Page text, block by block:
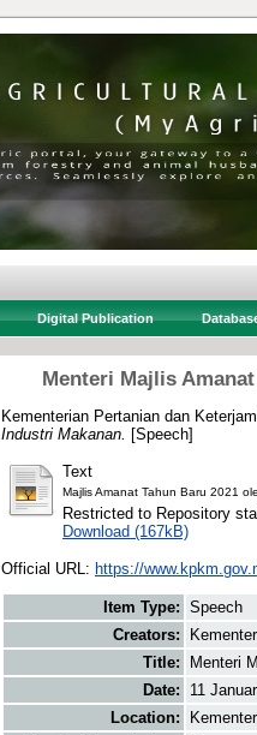
Digital Publication
Menteri Majlis
Kementerian Pertanian dan
Industri Makanan.
[Speech]
Text
Majlis Amanat Tahun Baru 2021
Restricted to Repository
Download (167kB)
Official URL: https://
Item Type: Speech
Creators:
Title:
Menteri
Date:
11
Location: